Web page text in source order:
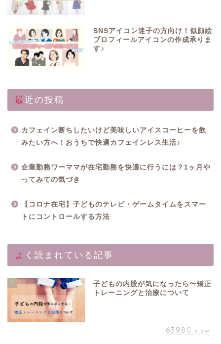
SNSアイコン迷子の方向け！似顔絵
プロフィールアイコンの作成承りま
す♪
最近の投稿
カフェイン断ちしたいけど美味しいアイスコーヒーを飲
みたい方へ！おうちで快適カフェインレス生活♪
企業勤務ワーママが在宅勤務を快適に行うには？1ヶ月や
ってみての気づき
【コロナ在宅】子どものテレビ・ゲームタイムをスマー
トにコントロールする方法
よく読まれている記事
1
子どもの内股が気になったら〜矯正
トレーニングと治療について
63980 view